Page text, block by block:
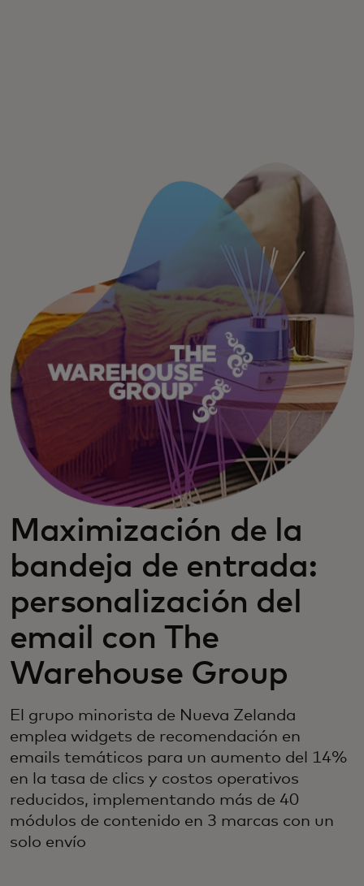
Para innovadores
Noticias y tendencias
Maximización de la
bandeja de entrada:
personalización del
email con The
Warehouse Group
El grupo minorista de Nueva Zelanda
emplea widgets de recomendación en
emails temáticos para un aumento del 14%
en la tasa de clics y costos operativos
reducidos, implementando más de 40
módulos de contenido en 3 marcas con un
solo envío